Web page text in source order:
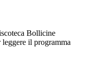
Bollicine
il programma